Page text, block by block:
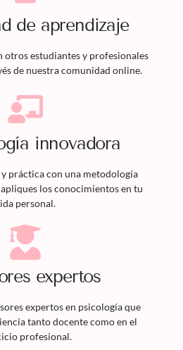
de aprendizaje
otros estudiantes y profesionales
de nuestra comunidad online.
innovadora
práctica con una metodología
los conocimientos en tu
personal.
expertos
expertos en psicología que
tanto docente como en el
profesional.